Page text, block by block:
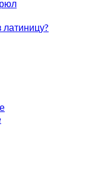
латиницу?